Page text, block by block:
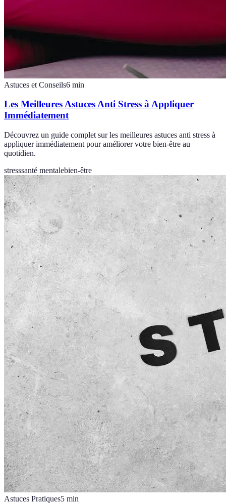
Astuces et Conseils6 min
Les Meilleures Astuces Anti Stress à Appliquer
Immédiatement
Découvrez un guide complet sur les meilleures astuces anti stress à
appliquer immédiatement pour améliorer votre bien-être au
quotidien.
stresssanté mentalebien-être
Astuces Pratiques5 min